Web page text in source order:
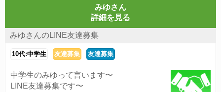
みゆさん
詳細を見る
みゆさんのLINE友達募集
10代:中学生 友達募集 友達募集
中学生のみゆって言います〜
LINE友達募集です〜